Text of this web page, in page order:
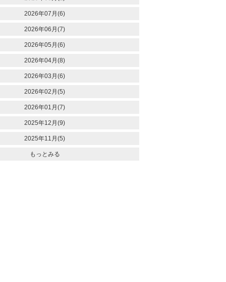
2026年07月(6)
2026年06月(7)
2026年05月(6)
2026年04月(8)
2026年03月(6)
2026年02月(5)
2026年01月(7)
2025年12月(9)
2025年11月(5)
もっとみる